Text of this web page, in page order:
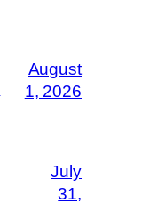
August
1, 2026
July
31,